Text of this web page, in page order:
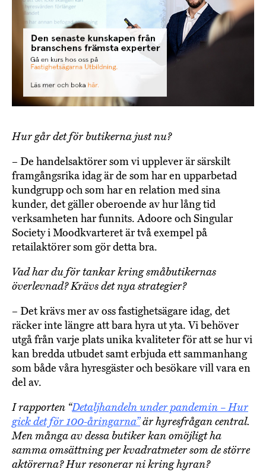
Hur går det för butikerna just nu?
– De handelsaktörer som vi upplever är särskilt
framgångsrika idag är de som har en upparbetad
kundgrupp och som har en relation med sina
kunder, det gäller oberoende av hur lång tid
verksamheten har funnits. Adoore och Singular
Society i Moodkvarteret är två exempel på
retailaktörer som gör detta bra.
Vad har du för tankar kring småbutikernas
överlevnad? Krävs det nya strategier?
– Det krävs mer av oss fastighetsägare idag, det
räcker inte längre att bara hyra ut yta. Vi behöver
utgå från varje plats unika kvaliteter för att se hur vi
kan bredda utbudet samt erbjuda ett sammanhang
som både våra hyresgäster och besökare vill vara en
del av.
I rapporten “Detaljhandeln under pandemin – Hur
gick det för 100-åringarna”är hyresfrågan central.
Men många av dessa butiker kan omöjligt ha
samma omsättning per kvadratmeter som de större
aktörerna? Hur resonerar ni kring hyran?